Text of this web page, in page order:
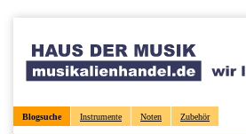
Blogsuche Instrumente Noten Zubehör